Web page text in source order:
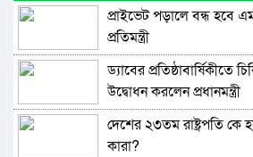
প্রাইভেট পড়ালে বন্ধ হবে
প্রতিমন্ত্রী
ড্যাবের প্রতিষ্ঠাবার্ষিকীতে
উদ্বোধন করলেন প্রধানমন্ত্রী
দেশের ২৩তম রাষ্ট্রপতি
কারা?